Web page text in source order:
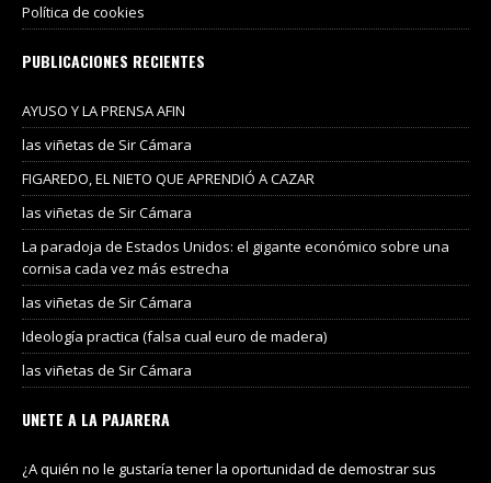
Política de cookies
PUBLICACIONES RECIENTES
AYUSO Y LA PRENSA AFIN
las viñetas de Sir Cámara
FIGAREDO, EL NIETO QUE APRENDIÓ A CAZAR
las viñetas de Sir Cámara
La paradoja de Estados Unidos: el gigante económico sobre una
cornisa cada vez más estrecha
las viñetas de Sir Cámara
Ideología practica (falsa cual euro de madera)
las viñetas de Sir Cámara
UNETE A LA PAJARERA
¿A quién no le gustaría tener la oportunidad de demostrar sus